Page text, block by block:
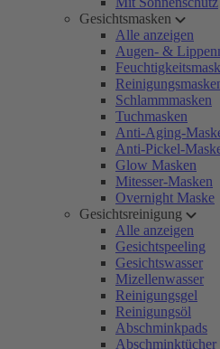
Gesichtsmasken
Alle anzeigen
Augen- &
Schlammmasken
Tuchmasken
Anti-Aging-
Anti-Pickel-
Glow Masken
Mitesser-Masken
Overnight Maske
Gesichtsreinigung
Alle anzeigen
Gesichtspeeling
Gesichtswasser
Mizellenwasser
Reinigungsgel
Reinigungsöl
Abschminkpads
Abschminktücher